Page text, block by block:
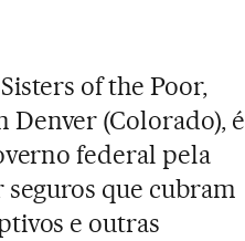
of the Poor,
Denver (Colorado), é
federal pela
que cubram
e outras